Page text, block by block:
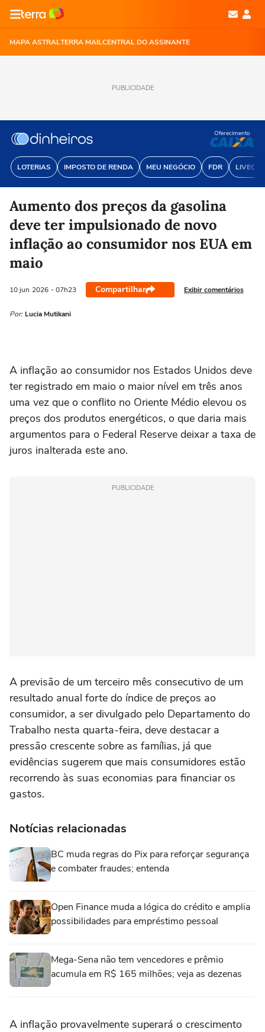
MAPA ASTRALTERRA MAILCENTRAL DO ASSINANTE
PUBLICIDADE
LOTERIAS IMPOSTO DE RENDA MEU NEGÓCIO FDR
Oferecimento
Aumento dos preços da gasolina
deve ter impulsionado de novo
inflação ao consumidor nos EUA em
maio
10 jun 2026 - 07h23 Compartilhar Exibir comentários
Por: Lucia Mutikani
A inflação ao ‌consumidor nos Estados Unidos deve
ter registrado em maio o maior nível em três anos
uma vez que o conflito no Oriente Médio elevou os
preços dos produtos energéticos, o que daria mais
argumentos para o Federal Reserve ⁠deixar a taxa de
juros inalterada este ano.
PUBLICIDADE
A previsão de ‌um terceiro mês consecutivo de um
resultado anual forte do índice de preços ao
consumidor, a ser divulgado pelo ‌Departamento do
Trabalho nesta quarta-feira, deve ‌destacar a
pressão crescente sobre as famílias, já ⁠que
evidências sugerem que mais consumidores estão
recorrendo às suas economias para financiar os
gastos.
Notícias relacionadas
BC muda regras do Pix para reforçar segurança
e combater fraudes; entenda
Open Finance muda a lógica do crédito e amplia
possibilidades para empréstimo pessoal
Mega-Sena não tem vencedores e prêmio
acumula em R$ 165 milhões; veja as dezenas
A inflação provavelmente superará o crescimento